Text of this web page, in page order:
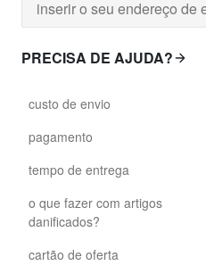
PRECISA DE AJUDA?
custo de envio
pagamento
tempo de entrega
o que fazer com artigos
danificados?
cartão de oferta